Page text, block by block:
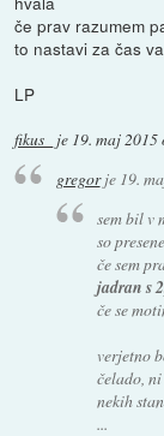
če prav razumem
to nastavi za čas
LP
fikus_ je 19. maj 2015
gregorje 19.
sem bil v
so
če sem
jadran s
če se
verjetno
čelado,
nekih
...